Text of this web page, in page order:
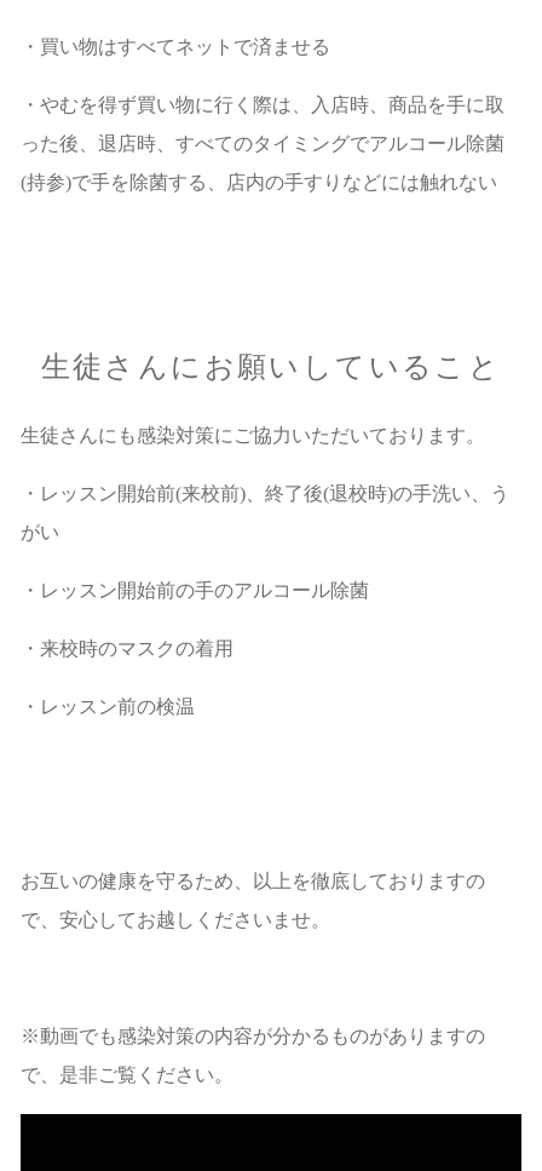
・買い物はすべてネットで済ませる
・やむを得ず買い物に行く際は、入店時、商品を手に取
った後、退店時、すべてのタイミングでアルコール除菌
(持参)で手を除菌する、店内の手すりなどには触れない
生徒さんにお願いしていること
生徒さんにも感染対策にご協力いただいております。
・レッスン開始前(来校前)、終了後(退校時)の手洗い、う
がい
・レッスン開始前の手のアルコール除菌
・来校時のマスクの着用
・レッスン前の検温
お互いの健康を守るため、以上を徹底しておりますの
で、安心してお越しくださいませ。
※動画でも感染対策の内容が分かるものがありますの
で、是非ご覧ください。